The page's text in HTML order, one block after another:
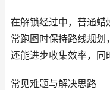
在解锁经过中，普通蜡
常跑图时保持路线规
还能进步收集效率，同
常见难题与解决思路